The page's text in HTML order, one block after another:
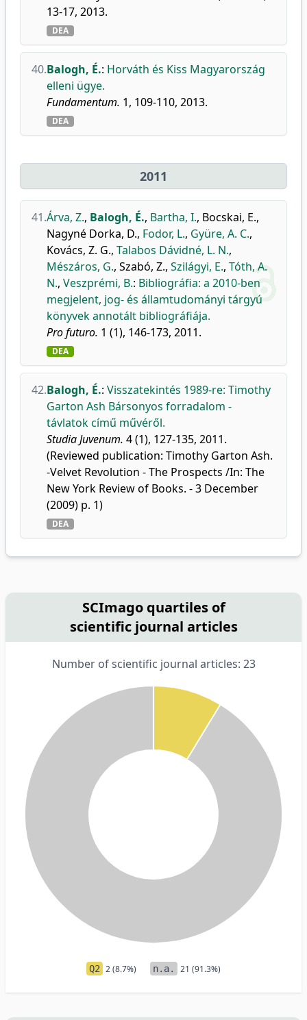
13-17, 2013.
DEA
40.Balogh, É.: Horváth és Kiss Magyarország
elleni ügye.
Fundamentum. 1, 109-110, 2013.
DEA
2011
41.Árva, Z., Balogh, É., Bartha, I., Bocskai, E.,
Nagyné Dorka, D., Fodor, L., Gyüre, A. C.,
Kovács, Z. G., Talabos Dávidné, L. N.,
Mészáros, G., Szabó, Z., Szilágyi, E., Tóth, A.
N., Veszprémi, B.: Bibliográfia: a 2010-ben
megjelent, jog- és államtudományi tárgyú
könyvek annotált bibliográfiája.
Pro futuro. 1 (1), 146-173, 2011.
DEA
42.Balogh, É.: Visszatekintés 1989-re: Timothy
Garton Ash Bársonyos forradalom -
távlatok című művéről.
Studia Juvenum. 4 (1), 127-135, 2011.
(Reviewed publication: Timothy Garton Ash.
-Velvet Revolution - The Prospects /In: The
New York Review of Books. - 3 December
(2009) p. 1)
DEA
SCImago quartiles of
scientific journal articles
Number of scientific journal articles: 23
Q2 2 (8.7%) n.a. 21 (91.3%)